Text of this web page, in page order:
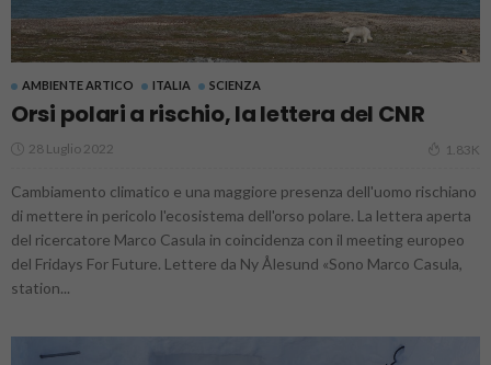
AMBIENTE ARTICO ITALIA SCIENZA
Orsi polari a rischio, la lettera del CNR
28 Luglio 2022 1.83K
Cambiamento climatico e una maggiore presenza dell'uomo rischiano
di mettere in pericolo l'ecosistema dell'orso polare. La lettera aperta
del ricercatore Marco Casula in coincidenza con il meeting europeo
del Fridays For Future. Lettere da Ny Ålesund «Sono Marco Casula,
station...